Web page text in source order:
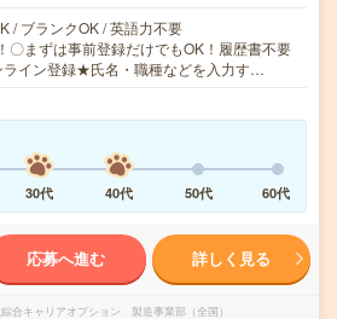
/ ブランクOK / 英語力不要
まずは事前登録だけでもOK！履歴書不要
ライン登録★氏名・職種などを入力す…
30代 40代 50代 60代
応募へ進む 詳しく見る
合キャリアオプション 製造事業部（全国）